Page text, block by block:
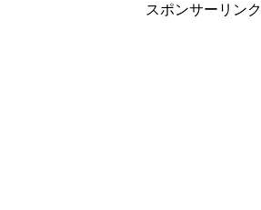
スポンサーリンク